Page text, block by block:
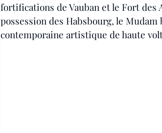
fortifications de Vauban et le Fort
possession des Habsbourg, le
contemporaine artistique de haute